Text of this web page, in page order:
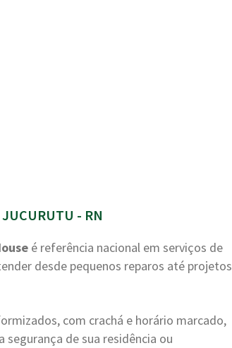
JUCURUTU - RN
é referência nacional em serviços de
desde pequenos reparos até projetos
com crachá e horário marcado,
de sua residência ou